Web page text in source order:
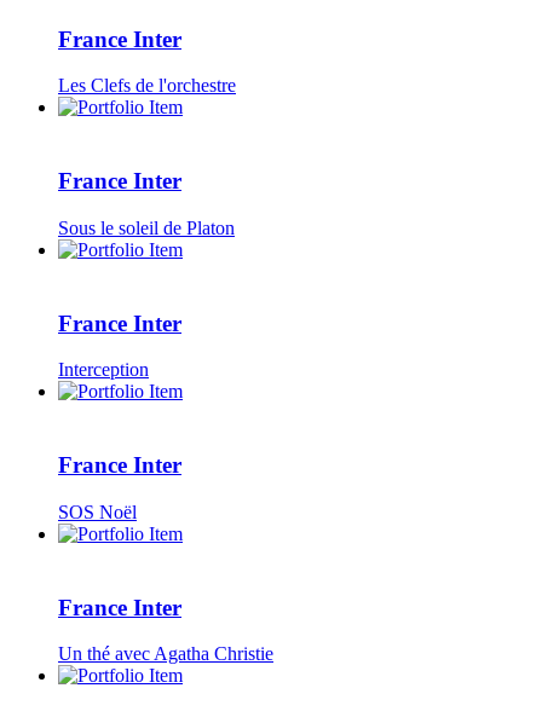
France Inter
Les Clefs de l'orchestre
France Inter
Sous le soleil de Platon
France Inter
Interception
France Inter
SOS Noël
France Inter
Un thé avec Agatha Christie